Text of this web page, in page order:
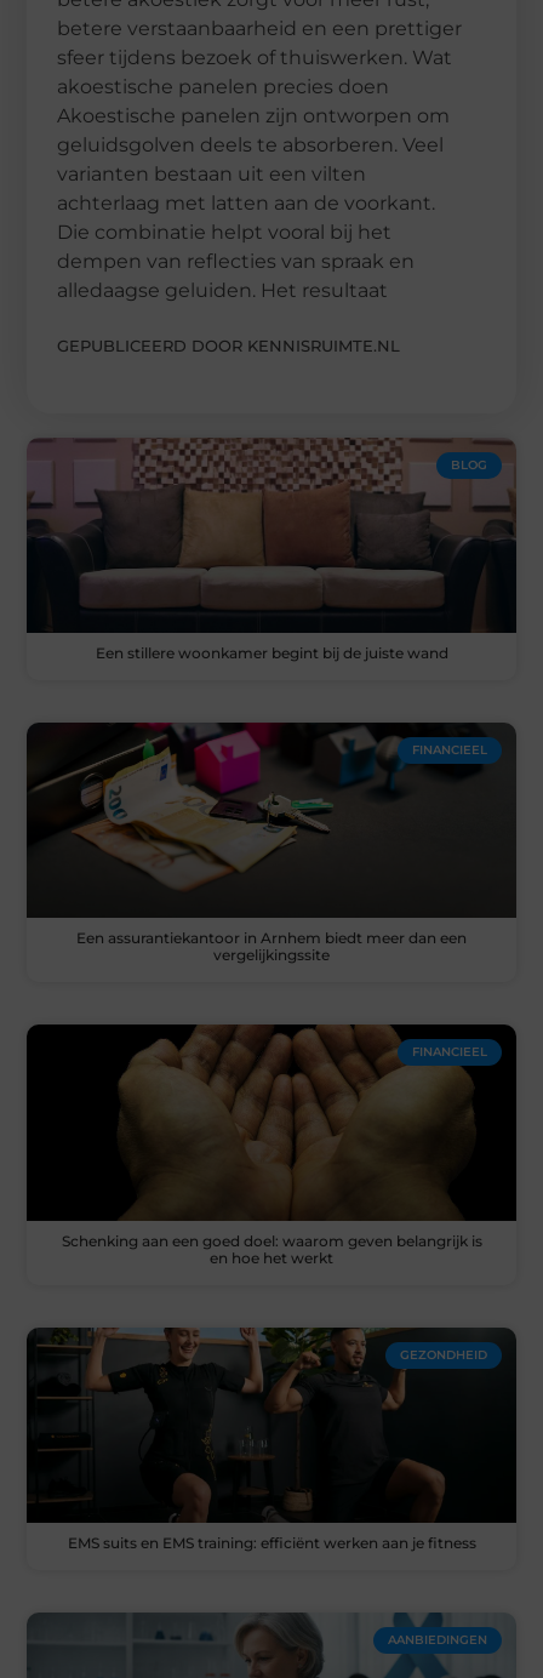
betere verstaanbaarheid en een prettiger
sfeer tijdens bezoek of thuiswerken. Wat
akoestische panelen precies doen
Akoestische panelen zijn ontworpen om
geluidsgolven deels te absorberen. Veel
varianten bestaan uit een vilten
achterlaag met latten aan de voorkant.
Die combinatie helpt vooral bij het
dempen van reflecties van spraak en
alledaagse geluiden. Het resultaat
GEPUBLICEERD DOOR KENNISRUIMTE.NL
BLOG
Een stillere woonkamer begint bij de juiste wand
FINANCIEEL
Een assurantiekantoor in Arnhem biedt meer dan een
vergelijkingssite
FINANCIEEL
Schenking aan een goed doel: waarom geven belangrijk is
en hoe het werkt
GEZONDHEID
EMS suits en EMS training: efficiënt werken aan je fitness
AANBIEDINGEN